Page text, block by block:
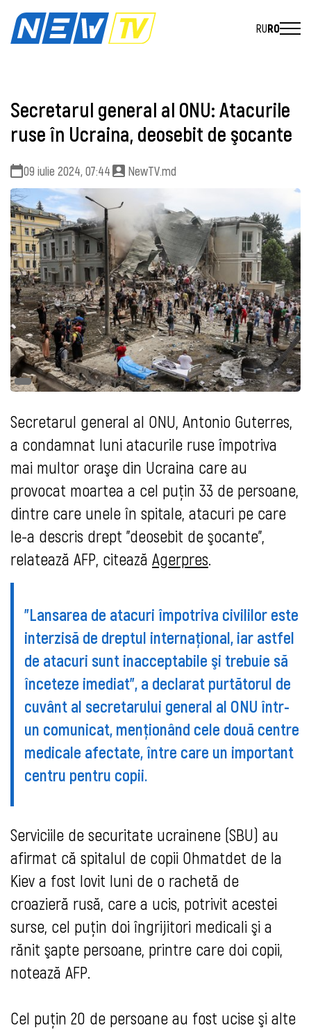
RURO
Secretarul general al ONU: Atacurile
ruse în Ucraina, deosebit de şocante
09 iulie 2024, 07:44 NewTV.md
Secretarul general al ONU, Antonio Guterres,
a condamnat luni atacurile ruse împotriva
mai multor oraşe din Ucraina care au
provocat moartea a cel puţin 33 de persoane,
dintre care unele în spitale, atacuri pe care
le-a descris drept "deosebit de şocante",
relatează AFP, citează Agerpres.
"Lansarea de atacuri împotriva civililor este
interzisă de dreptul internaţional, iar astfel
de atacuri sunt inacceptabile şi trebuie să
înceteze imediat", a declarat purtătorul de
cuvânt al secretarului general al ONU într-
un comunicat, menţionând cele două centre
medicale afectate, între care un important
centru pentru copii.
Serviciile de securitate ucrainene (SBU) au
afirmat că spitalul de copii Ohmatdet de la
Kiev a fost lovit luni de o rachetă de
croazieră rusă, care a ucis, potrivit acestei
surse, cel puţin doi îngrijitori medicali şi a
rănit şapte persoane, printre care doi copii,
notează AFP.
Cel puţin 20 de persoane au fost ucise şi alte